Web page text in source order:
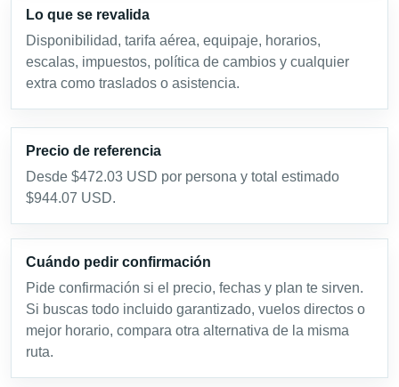
Lo que se revalida
Disponibilidad, tarifa aérea, equipaje, horarios,
escalas, impuestos, política de cambios y cualquier
extra como traslados o asistencia.
Precio de referencia
Desde $472.03 USD por persona y total estimado
$944.07 USD.
Cuándo pedir confirmación
Pide confirmación si el precio, fechas y plan te sirven.
Si buscas todo incluido garantizado, vuelos directos o
mejor horario, compara otra alternativa de la misma
ruta.